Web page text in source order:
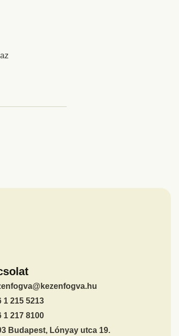
1 215 5213
1 217 8100
Budapest, Lónyay utca 19.